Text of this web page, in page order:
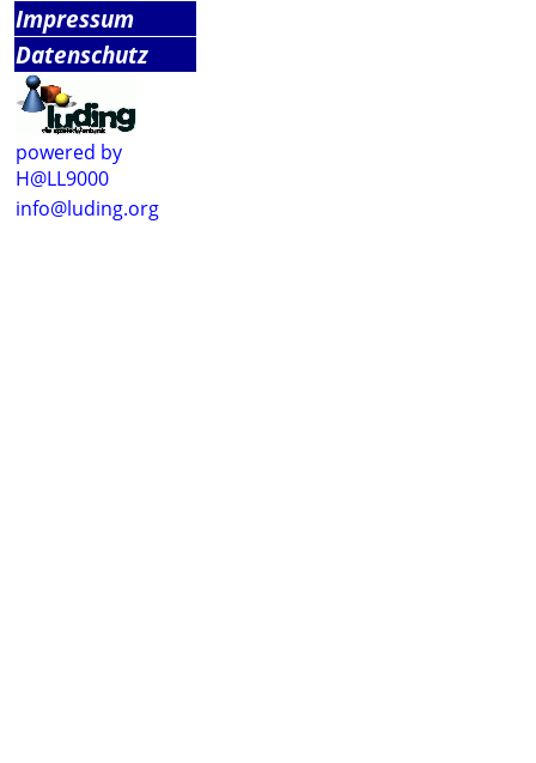
Impressum
Datenschutz
powered by
H@LL9000
info@luding.org